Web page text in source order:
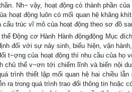
Nh− vậy, hoạt động có thành phần của
hoạt động luôn có mối quan hệ khăng
trúc vĩ mô của hoạt động theo sơ đồ
Động cơ Hành Hành độngđộng Mục
đối với sự nảy sinh, biểu hiện, vận
t−ợng của hoạt động thì nhu cầu của họ
thể v−ơn tới chiếm lĩnh và biến nội
trình thiết lập mối quan hệ hai chiều lẫn
ra trong quá trình trao đổi thông tin hoặc